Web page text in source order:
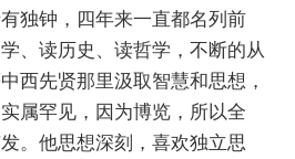
独钟，四年来一直都名列前
、读历史、读哲学，不断的从
西先贤那里汲取智慧和思想，
属罕见，因为博览，所以全
。他思想深刻，喜欢独立思